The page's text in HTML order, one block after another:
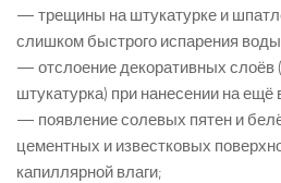
— трещины на штукатурке и
слишком быстрого испарения
— отслоение декоративных слоёв
штукатурка) при нанесении на
— появление солевых пятен и
цементных и известковых
капиллярной влаги;